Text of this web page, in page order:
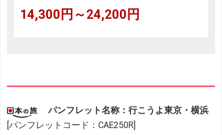
14,300円～24,200円
パンフレット名称：行こうよ東京・横浜
[パンフレットコード：CAE250R]